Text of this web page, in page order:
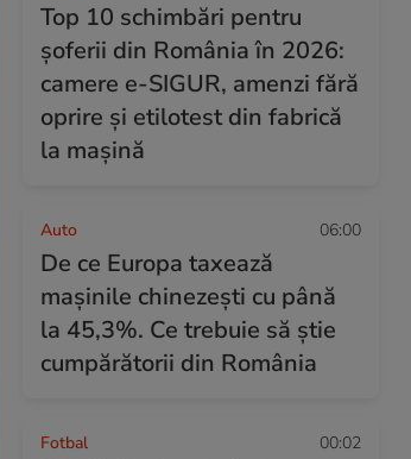
Top 10 schimbări pentru
șoferii din România în 2026:
camere e-SIGUR, amenzi fără
oprire și etilotest din fabrică
la mașină
Auto 06:00
De ce Europa taxează
mașinile chinezești cu până
la 45,3%. Ce trebuie să știe
cumpărătorii din România
Fotbal 00:02